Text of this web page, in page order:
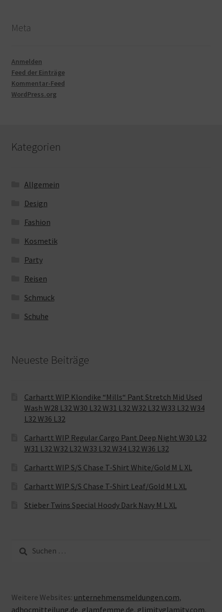
Meta
Anmelden
Feed der Einträge
Kommentar-Feed
WordPress.org
Kategorien
Allgemein
Design
Fashion
Kosmetik
Party
Reisen
Schmuck
Schuhe
Neueste Beiträge
Carhartt WIP Klondike “Mills“ Pant Stretch Mid Used
Wash W28 L32 W30 L32 W31 L32 W32 L32 W33 L32 W34
L32 W36 L32
Carhartt WIP Regular Cargo Pant Deep Night W30 L32
W31 L32 W32 L32 W33 L32 W34 L32 W36 L32
Carhartt WIP S/S Chase T-Shirt White/Gold M L XL
Carhartt WIP S/S Chase T-Shirt Leaf/Gold M L XL
Stieber Twins Special Hoody Dark Navy M L XL
Suche
nach:
Weitere Websites: unternehmensmeldungen.com,
adhocmitteilung.de, glamfemme.de, glimityglamity.com,